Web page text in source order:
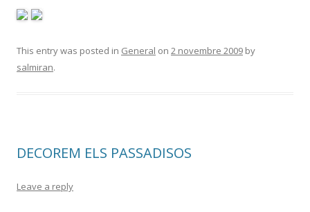
This entry was posted in General on 2 novembre 2009 by
salmiran.
DECOREM ELS PASSADISOS
Leave a reply